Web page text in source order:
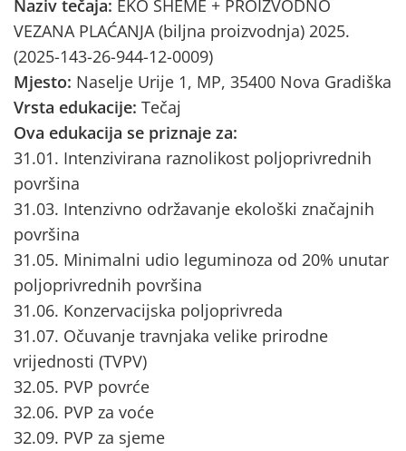
Naziv tečaja: EKO SHEME + PROIZVODNO
VEZANA PLAĆANJA (biljna proizvodnja) 2025.
(2025-143-26-944-12-0009)
Mjesto: Naselje Urije 1, MP, 35400 Nova Gradiška
Vrsta edukacije: Tečaj
Ova edukacija se priznaje za:
31.01. Intenzivirana raznolikost poljoprivrednih
površina
31.03. Intenzivno održavanje ekološki značajnih
površina
31.05. Minimalni udio leguminoza od 20% unutar
poljoprivrednih površina
31.06. Konzervacijska poljoprivreda
31.07. Očuvanje travnjaka velike prirodne
vrijednosti (TVPV)
32.05. PVP povrće
32.06. PVP za voće
32.09. PVP za sjeme